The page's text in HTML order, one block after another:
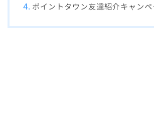
ポイントタウン友達紹介キャンペ